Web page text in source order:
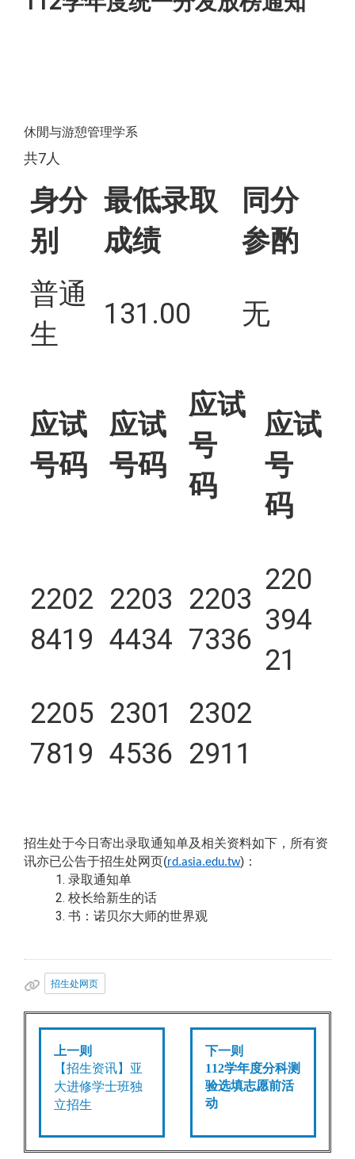
休閒与游憩管理学系
共7人
身分
别
最低录取
成绩
同分
参酌
普通
生
131.00 无
应试
号码
应试
号码
应试
号
码
应试
号
码
2202
8419
2203
4434
2203
7336
220
394
21
2205
7819
2301
4536
2302
2911
招生处于今日寄出录取通知单及相关资料如下，所有资
讯亦已公告于招生处网页(rd.asia.edu.tw) ：
录取通知单
校长给新生的话
书：诺贝尔大师的世界观
招生处网页
上一则
【招生资讯】 亚
大进修学士班独
立招生
下一则
112学年度分科测
验选填志愿前活
动